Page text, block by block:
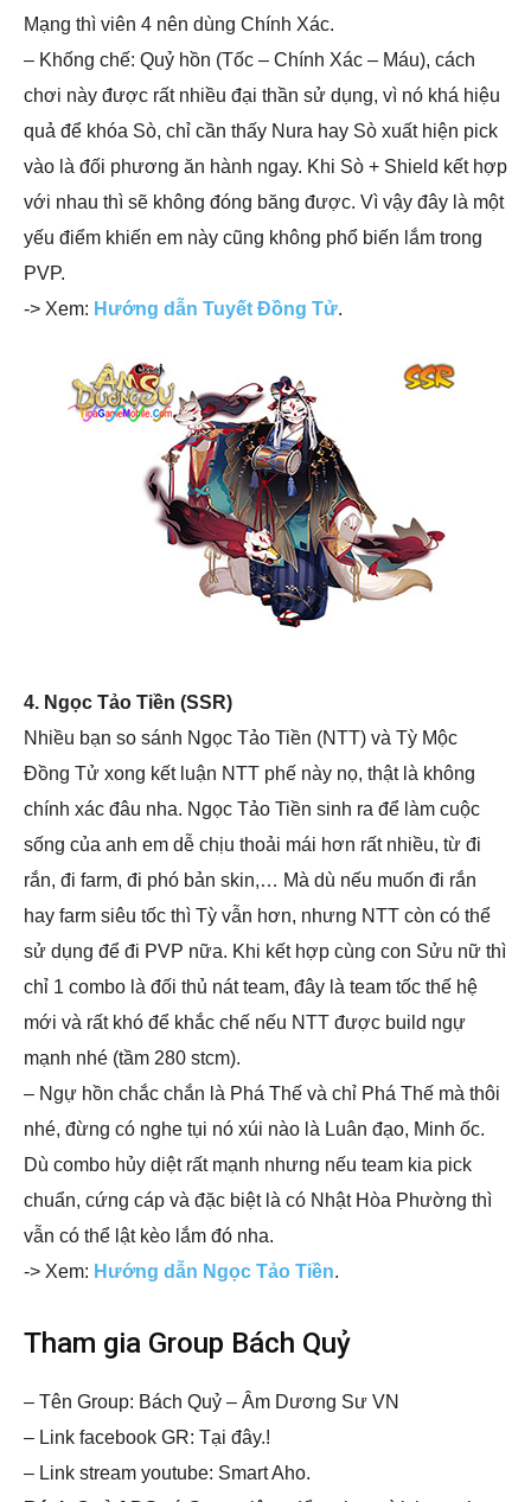
Mạng thì viên 4 nên dùng Chính Xác.
– Khống chế: Quỷ hồn (Tốc – Chính Xác – Máu), cách
chơi này được rất nhiều đại thần sử dụng, vì nó khá hiệu
quả để khóa Sò, chỉ cần thấy Nura hay Sò xuất hiện pick
vào là đối phương ăn hành ngay. Khi Sò + Shield kết hợp
với nhau thì sẽ không đóng băng được. Vì vậy đây là một
yếu điểm khiến em này cũng không phổ biến lắm trong
PVP.
-> Xem: Hướng dẫn Tuyết Đồng Tử.
4. Ngọc Tảo Tiền (SSR)
Nhiều bạn so sánh Ngọc Tảo Tiền (NTT) và Tỳ Mộc
Đồng Tử xong kết luận NTT phế này nọ, thật là không
chính xác đâu nha. Ngọc Tảo Tiền sinh ra để làm cuộc
sống của anh em dễ chịu thoải mái hơn rất nhiều, từ đi
rắn, đi farm, đi phó bản skin,… Mà dù nếu muốn đi rắn
hay farm siêu tốc thì Tỳ vẫn hơn, nhưng NTT còn có thể
sử dụng để đi PVP nữa. Khi kết hợp cùng con Sửu nữ thì
chỉ 1 combo là đối thủ nát team, đây là team tốc thế hệ
mới và rất khó để khắc chế nếu NTT được build ngự
mạnh nhé (tầm 280 stcm).
– Ngự hồn chắc chắn là Phá Thế và chỉ Phá Thế mà thôi
nhé, đừng có nghe tụi nó xúi nào là Luân đạo, Minh ốc.
Dù combo hủy diệt rất mạnh nhưng nếu team kia pick
chuẩn, cứng cáp và đặc biệt là có Nhật Hòa Phường thì
vẫn có thể lật kèo lắm đó nha.
-> Xem: Hướng dẫn Ngọc Tảo Tiền.
Tham gia Group Bách Quỷ
– Tên Group: Bách Quỷ – Âm Dương Sư VN
– Link facebook GR: Tại đây.!
– Link stream youtube: Smart Aho.